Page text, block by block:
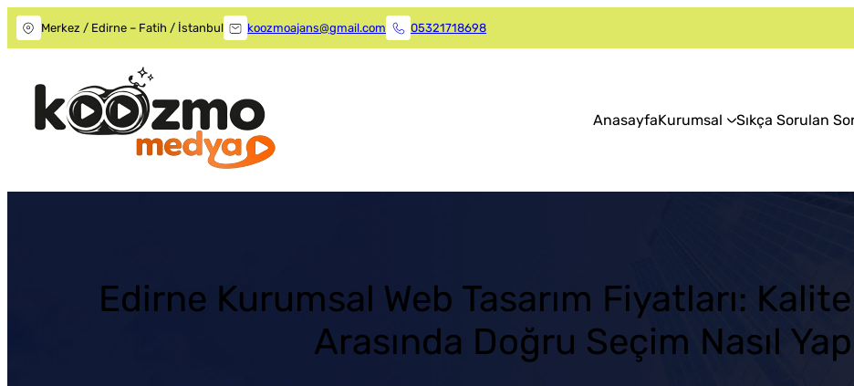
Merkez / Edirne – Fatih / İstanbul koozmoajans@gmail.com 05321718698
AnasayfaKurumsal Sıkça Sorulan
Edirne Kurumsal Web Tasarım Fiyatları:
Arasında Doğru Seçim Nasıl